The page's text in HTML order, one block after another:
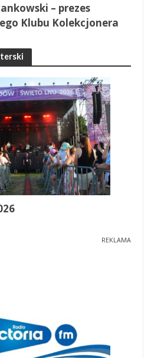
– prezes
Klubu Kolekcjonera
REKLAMA